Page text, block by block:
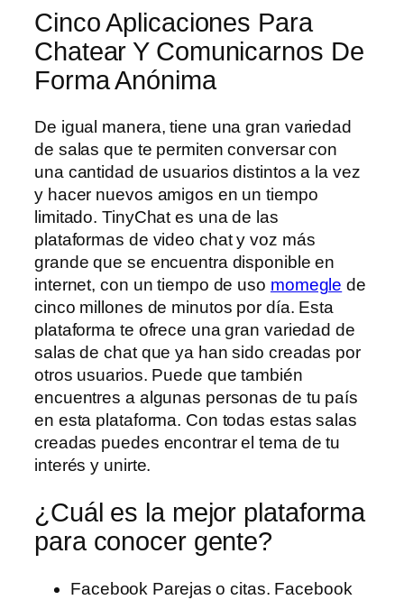
Cinco Aplicaciones Para
Chatear Y Comunicarnos De
Forma Anónima
De igual manera, tiene una gran variedad
de salas que te permiten conversar con
una cantidad de usuarios distintos a la vez
y hacer nuevos amigos en un tiempo
limitado. TinyChat es una de las
plataformas de video chat y voz más
grande que se encuentra disponible en
internet, con un tiempo de uso momegle de
cinco millones de minutos por día. Esta
plataforma te ofrece una gran variedad de
salas de chat que ya han sido creadas por
otros usuarios. Puede que también
encuentres a algunas personas de tu país
en esta plataforma. Con todas estas salas
creadas puedes encontrar el tema de tu
interés y unirte.
¿Cuál es la mejor plataforma
para conocer gente?
Facebook Parejas o citas. Facebook